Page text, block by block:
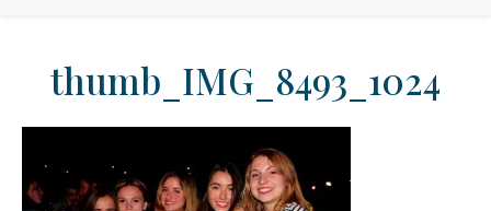
thumb_IMG_8493_1024